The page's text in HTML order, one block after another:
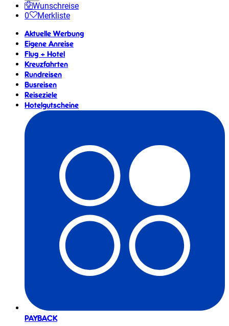
Wunschreise
0
Merkliste
Aktuelle Werbung
Eigene Anreise
Flug + Hotel
Kreuzfahrten
Rundreisen
Busreisen
Reiseziele
Hotelgutscheine
PAYBACK